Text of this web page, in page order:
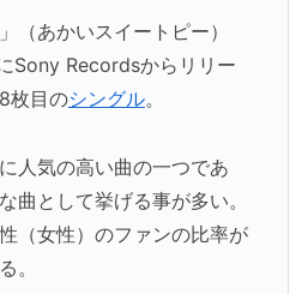
（あかいスイートピー）
Sony Recordsからリリー
枚目のシングル。
人気の高い曲の一つであ
曲として挙げる事が多い。
（女性）のファンの比率が
。